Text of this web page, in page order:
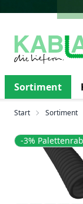
Sortiment
Start Sortiment
-3%